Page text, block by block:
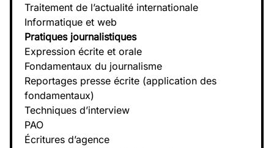
Traitement de l’actualité internationale
Informatique et web
Pratiques journalistiques
Expression écrite et orale
Fondamentaux du journalisme
Reportages presse écrite (application des
fondamentaux)
Techniques d’interview
PAO
Écritures d’agence